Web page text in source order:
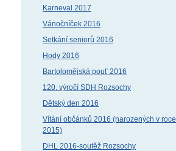
Karneval 2017
Vánočníček 2016
Setkání seniorů 2016
Hody 2016
Bartolomějská pouť 2016
120. výročí SDH Rozsochy
Dětský den 2016
Vítání občánků 2016 (narozených v roce
2015)
DHL 2016-soutěž Rozsochy